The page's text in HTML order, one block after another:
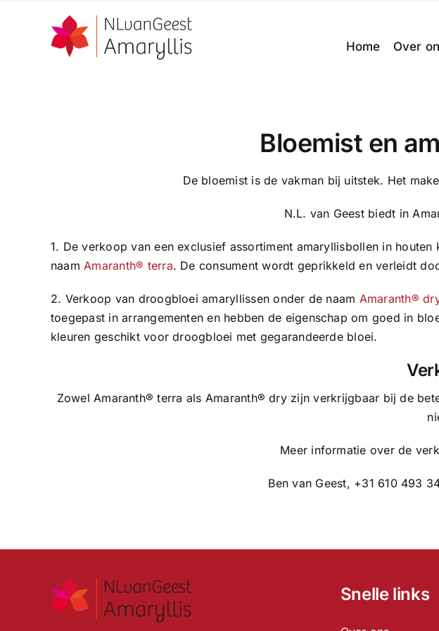
Home Over
Bloemist en
De bloemist is de vakman bij uitstek. Het
N.L. van Geest biedt in
1. De verkoop van een exclusief assortiment amaryllisbollen in
naamAmaranth® terra. De consument wordt geprikkeld en verleidt
2. Verkoop van droogbloei amaryllissen onder de naam Amaranth®
toegepast in arrangementen en hebben de eigenschap om goed in
kleuren geschikt voor droogbloei met gegarandeerde bloei.
Zowel Amaranth® terra als Amaranth® dry zijn verkrijgbaar bij de
Meer informatie over de
Ben van Geest, +31 610 493
Snelle links